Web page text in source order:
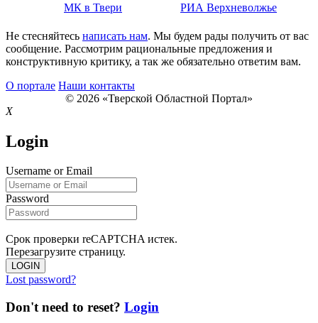
МК в Твери
РИА Верхневолжье
Не стесняйтесь написать нам. Мы будем рады получить от вас
сообщение. Рассмотрим рациональные предложения и
конструктивную критику, а так же обязательно ответим вам.
О портале Наши контакты
© 2026 «Тверской Областной Портал»
X
Login
Username or Email
Password
Срок проверки reCAPTCHA истек.
Перезагрузите страницу.
LOGIN
Lost password?
Don't need to reset? Login